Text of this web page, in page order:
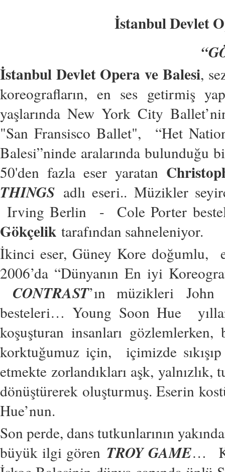
İstanbul Devlet
İstanbul Devlet Opera ve Balesi,
koreografların, en ses getirmiş
yaşlarında New York City
"San Fransisco Ballet", “Het
Balesi”ninde aralarında bulunduğu
50'den fazla eser yaratan
THINGS adlı eseri.. Müzikler
Irving Berlin - Cole Porter
Gökçelik tarafından sahneleniyor.
İkinci eser, Güney Kore doğumlu,
2006’da “Dünyanın En iyi
CONTRAST’ın müzikleri
besteleri… Young Soon Hue
koşuşturan insanları
korktuğumuz için, içimizde
etmekte zorlandıkları aşk,
dönüştürerek oluşturmuş. Eserin
Hue’nun.
Son perde, dans tutkunlarının
büyük ilgi gören TROY GAME…